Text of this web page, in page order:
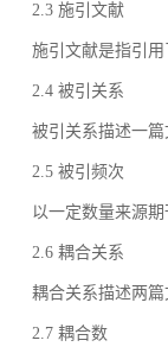
2.3 施引文献
施引文献是指引
2.4 被引关系
被引关系描述一
2.5 被引频次
以一定数量来源
2.6 耦合关系
耦合关系描述两
2.7 耦合数